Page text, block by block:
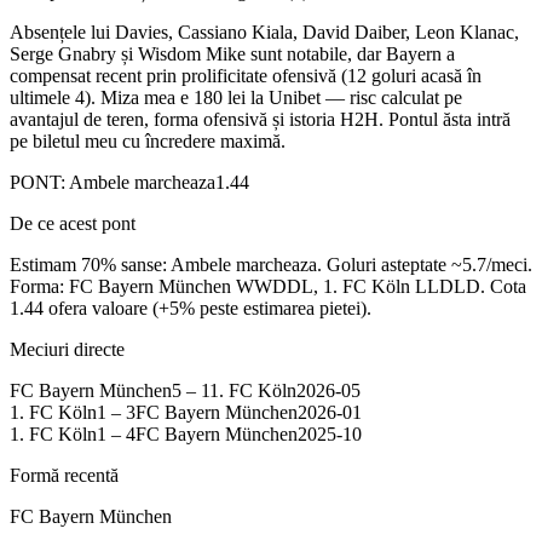
Absențele lui Davies, Cassiano Kiala, David Daiber, Leon Klanac,
Serge Gnabry și Wisdom Mike sunt notabile, dar Bayern a
compensat recent prin prolificitate ofensivă (12 goluri acasă în
ultimele 4). Miza mea e 180 lei la Unibet — risc calculat pe
avantajul de teren, forma ofensivă și istoria H2H. Pontul ăsta intră
pe biletul meu cu încredere maximă.
PONT: Ambele marcheaza1.44
De ce acest pont
Estimam 70% sanse: Ambele marcheaza. Goluri asteptate ~5.7/meci.
Forma: FC Bayern München WWDDL, 1. FC Köln LLDLD. Cota
1.44 ofera valoare (+5% peste estimarea pietei).
Meciuri directe
FC Bayern München5 – 11. FC Köln2026-05
1. FC Köln1 – 3FC Bayern München2026-01
1. FC Köln1 – 4FC Bayern München2025-10
Formă recentă
FC Bayern München